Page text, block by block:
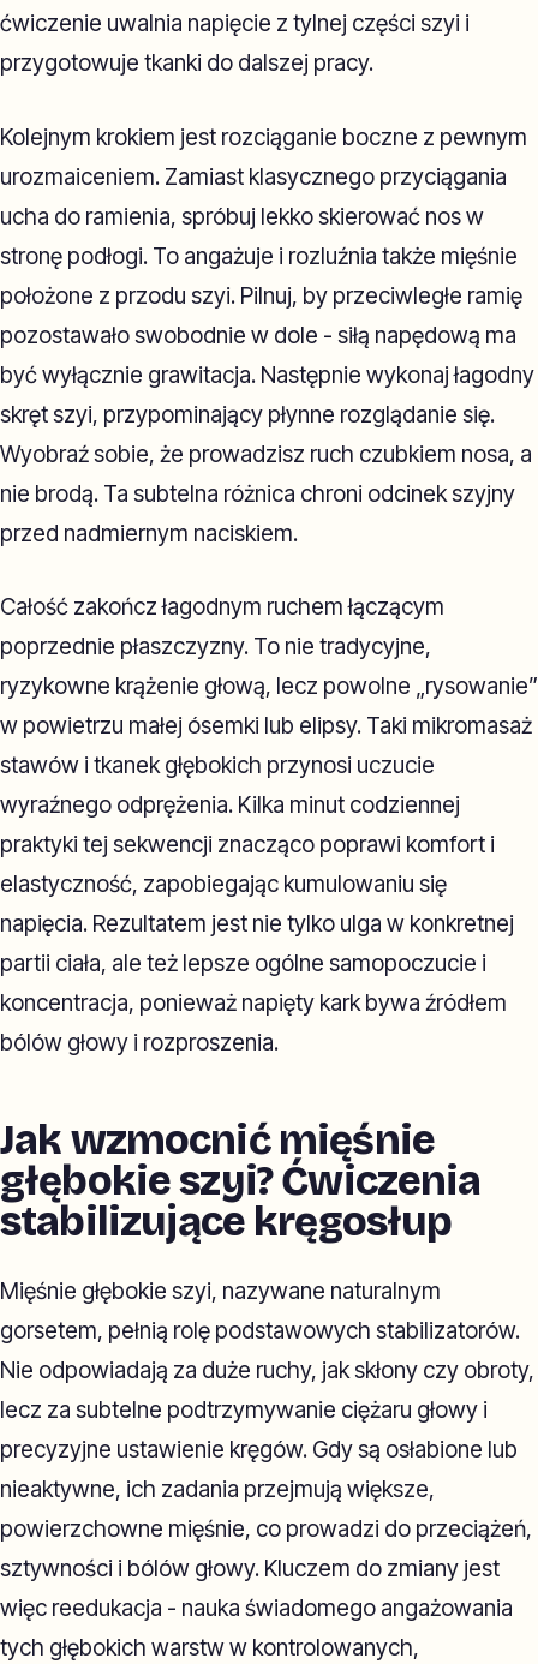
ćwiczenie uwalnia napięcie z tylnej części szyi i
przygotowuje tkanki do dalszej pracy.
Kolejnym krokiem jest rozciąganie boczne z pewnym
urozmaiceniem. Zamiast klasycznego przyciągania
ucha do ramienia, spróbuj lekko skierować nos w
stronę podłogi. To angażuje i rozluźnia także mięśnie
położone z przodu szyi. Pilnuj, by przeciwległe ramię
pozostawało swobodnie w dole - siłą napędową ma
być wyłącznie grawitacja. Następnie wykonaj łagodny
skręt szyi, przypominający płynne rozglądanie się.
Wyobraź sobie, że prowadzisz ruch czubkiem nosa, a
nie brodą. Ta subtelna różnica chroni odcinek szyjny
przed nadmiernym naciskiem.
Całość zakończ łagodnym ruchem łączącym
poprzednie płaszczyzny. To nie tradycyjne,
ryzykowne krążenie głową, lecz powolne „rysowanie”
w powietrzu małej ósemki lub elipsy. Taki mikromasaż
stawów i tkanek głębokich przynosi uczucie
wyraźnego odprężenia. Kilka minut codziennej
praktyki tej sekwencji znacząco poprawi komfort i
elastyczność, zapobiegając kumulowaniu się
napięcia. Rezultatem jest nie tylko ulga w konkretnej
partii ciała, ale też lepsze ogólne samopoczucie i
koncentracja, ponieważ napięty kark bywa źródłem
bólów głowy i rozproszenia.
Jak wzmocnić mięśnie
głębokie szyi? Ćwiczenia
stabilizujące kręgosłup
Mięśnie głębokie szyi, nazywane naturalnym
gorsetem, pełnią rolę podstawowych stabilizatorów.
Nie odpowiadają za duże ruchy, jak skłony czy obroty,
lecz za subtelne podtrzymywanie ciężaru głowy i
precyzyjne ustawienie kręgów. Gdy są osłabione lub
nieaktywne, ich zadania przejmują większe,
powierzchowne mięśnie, co prowadzi do przeciążeń,
sztywności i bólów głowy. Kluczem do zmiany jest
więc reedukacja - nauka świadomego angażowania
tych głębokich warstw w kontrolowanych,